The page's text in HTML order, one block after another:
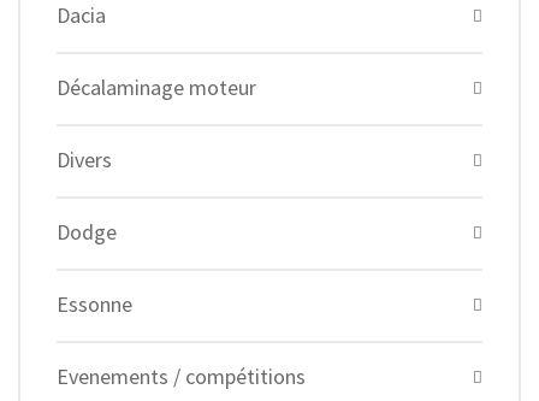
Dacia
Décalaminage moteur
Divers
Dodge
Essonne
Evenements / compétitions